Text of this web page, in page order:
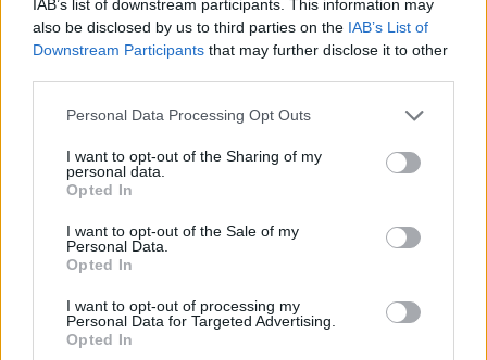
IAB’s list of downstream participants. This information may
also be disclosed by us to third parties on the IAB’s List of
Downstream Participants that may further disclose it to other
Personal Data Processing Opt Outs
I want to opt-out of the Sharing of my
personal data.
Opted In
I want to opt-out of the Sale of my
Personal Data.
Opted In
I want to opt-out of processing my
Personal Data for Targeted Advertising.
Opted In
Szemenszedett szenzáció Ördögi kör (Afrika kincse)
SOROZAT